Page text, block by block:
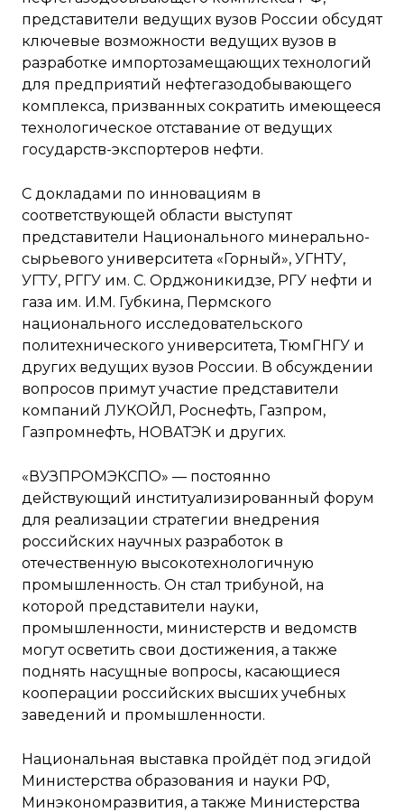
представители ведущих вузов России обсудят
ключевые возможности ведущих вузов в
разработке импортозамещающих технологий
для предприятий нефтегазодобывающего
комплекса, призванных сократить имеющееся
технологическое отставание от ведущих
государств-экспортеров нефти.
С докладами по инновациям в
соответствующей области выступят
представители Национального минерально-
сырьевого университета «Горный», УГНТУ,
УГТУ, РГГУ им. С. Орджоникидзе, РГУ нефти и
газа им. И.М. Губкина, Пермского
национального исследовательского
политехнического университета, ТюмГНГУ и
других ведущих вузов России. В обсуждении
вопросов примут участие представители
компаний ЛУКОЙЛ, Роснефть, Газпром,
Газпромнефть, НОВАТЭК и других.
«ВУЗПРОМЭКСПО» — постоянно
действующий институализированный форум
для реализации стратегии внедрения
российских научных разработок в
отечественную высокотехнологичную
промышленность. Он стал трибуной, на
которой представители науки,
промышленности, министерств и ведомств
могут осветить свои достижения, а также
поднять насущные вопросы, касающиеся
кооперации российских высших учебных
заведений и промышленности.
Национальная выставка пройдёт под эгидой
Министерства образования и науки РФ,
Минэкономразвития, а также Министерства